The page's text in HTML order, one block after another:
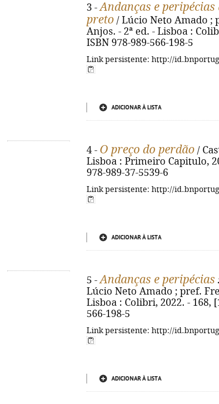
3 -Andanças e
preto / Lúcio Neto Amado ;
Anjos. - 2ª ed. - Lisboa :
ISBN 978-989-566-198-5
Link persistente: http://
ADICIONAR À LISTA
4 - O preço do perdão /
Lisboa : Primeiro Capitulo,
978-989-37-5539-6
Link persistente: http://
ADICIONAR À LISTA
5 -Andanças e peripécias
Lúcio Neto Amado ; pref.
Lisboa : Colibri, 2022. - 168,
566-198-5
Link persistente: http://
ADICIONAR À LISTA